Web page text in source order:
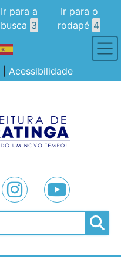
Ir para a
busca 3
Ir para o
rodapé 4
Acessibilidade